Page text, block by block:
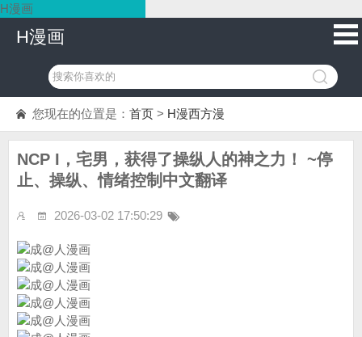
H漫画
H漫画
您现在的位置是： 首页 > H漫西方漫
NCP I，宅男，获得了操纵人的神之力！ ~停
止、操纵、情绪控制中文翻译
2026-03-02 17:50:29